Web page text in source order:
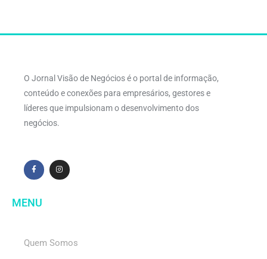
O Jornal Visão de Negócios é o portal de informação,
conteúdo e conexões para empresários, gestores e
líderes que impulsionam o desenvolvimento dos
negócios.
MENU
Quem Somos